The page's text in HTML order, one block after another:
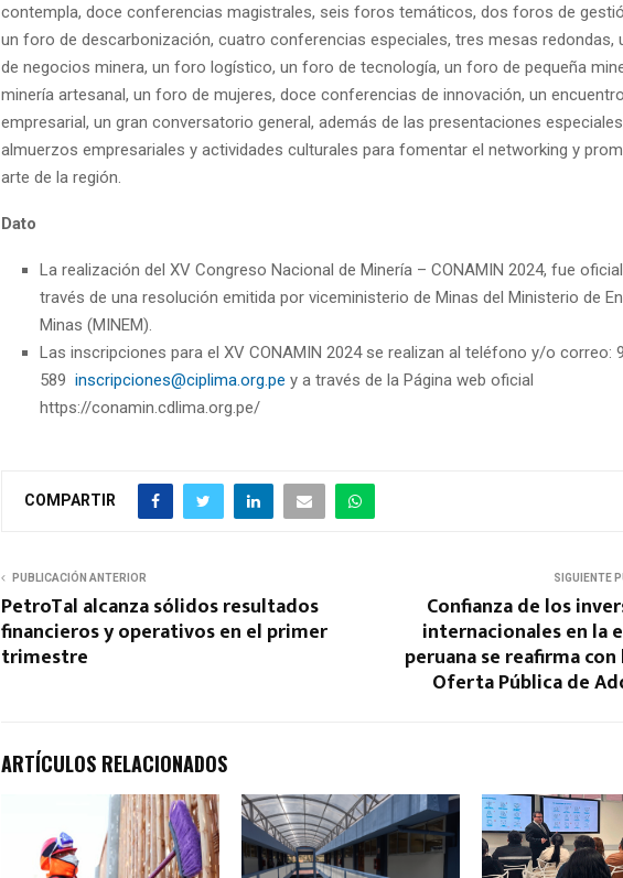
contempla, doce conferencias magistrales, seis foros temáticos, dos foros de
un foro de descarbonización, cuatro conferencias especiales, tres mesas redondas,
de negocios minera, un foro logístico, un foro de tecnología, un foro de pequeña
minería artesanal, un foro de mujeres, doce conferencias de innovación, un encuentro
empresarial, un gran conversatorio general, además de las presentaciones
almuerzos empresariales y actividades culturales para fomentar el networking y
arte de la región.
Dato
La realización del XV Congreso Nacional de Minería – CONAMIN 2024, fue
través de una resolución emitida por viceministerio de Minas del Ministerio de
Minas (MINEM).
Las inscripciones para el XV CONAMIN 2024 se realizan al teléfono y/o correo:
589 inscripciones@ciplima.org.pe y a través de la Página web oficial
https://conamin.cdlima.org.pe/
COMPARTIR
PUBLICACIÓN ANTERIOR
PetroTal alcanza sólidos resultados
financieros y operativos en el primer
trimestre
SIGUIENTE
Confianza de los
internacionales en la
peruana se reafirma
Oferta Pública de
ARTÍCULOS RELACIONADOS